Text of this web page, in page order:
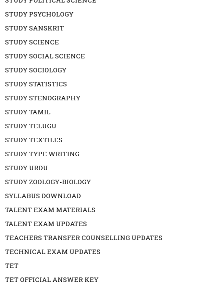
STUDY PSYCHOLOGY
STUDY SANSKRIT
STUDY SCIENCE
STUDY SOCIAL SCIENCE
STUDY SOCIOLOGY
STUDY STATISTICS
STUDY STENOGRAPHY
STUDY TAMIL
STUDY TELUGU
STUDY TEXTILES
STUDY TYPE WRITING
STUDY URDU
STUDY ZOOLOGY-BIOLOGY
SYLLABUS DOWNLOAD
TALENT EXAM MATERIALS
TALENT EXAM UPDATES
TEACHERS TRANSFER COUNSELLING UPDATES
TECHNICAL EXAM UPDATES
TET
TET OFFICIAL ANSWER KEY